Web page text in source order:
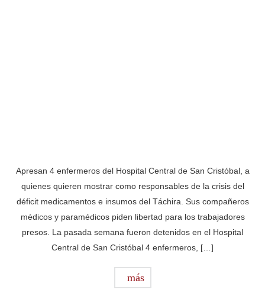
Apresan 4 enfermeros del Hospital Central de San Cristóbal, a
quienes quieren mostrar como responsables de la crisis del
déficit medicamentos e insumos del Táchira. Sus compañeros
médicos y paramédicos piden libertad para los trabajadores
presos. La pasada semana fueron detenidos en el Hospital
Central de San Cristóbal 4 enfermeros, […]
más